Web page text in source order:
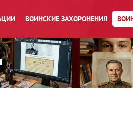
ВОИНСКИЕ ЗАХОРОНЕНИЯ